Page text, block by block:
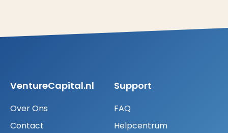
VentureCapital.nl
Over Ons
Contact
Support
FAQ
Helpcentrum